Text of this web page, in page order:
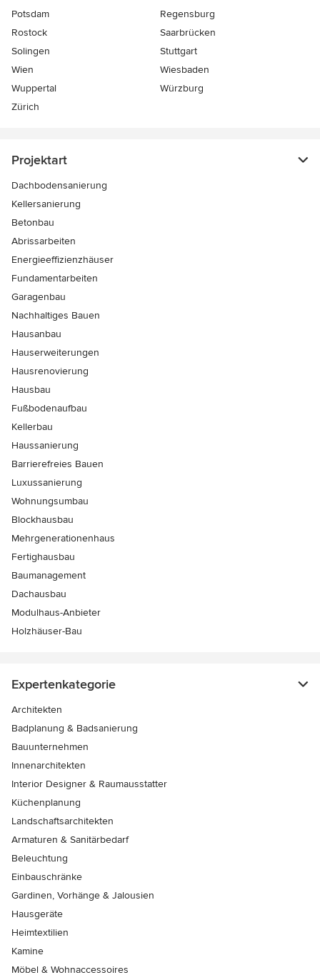
Potsdam
Regensburg
Rostock
Saarbrücken
Solingen
Stuttgart
Wien
Wiesbaden
Wuppertal
Würzburg
Zürich
Projektart
Dachbodensanierung
Kellersanierung
Betonbau
Abrissarbeiten
Energieeffizienzhäuser
Fundamentarbeiten
Garagenbau
Nachhaltiges Bauen
Hausanbau
Hauserweiterungen
Hausrenovierung
Hausbau
Fußbodenaufbau
Kellerbau
Haussanierung
Barrierefreies Bauen
Luxussanierung
Wohnungsumbau
Blockhausbau
Mehrgenerationenhaus
Fertighausbau
Baumanagement
Dachausbau
Modulhaus-Anbieter
Holzhäuser-Bau
Expertenkategorie
Architekten
Badplanung & Badsanierung
Bauunternehmen
Innenarchitekten
Interior Designer & Raumausstatter
Küchenplanung
Landschaftsarchitekten
Armaturen & Sanitärbedarf
Beleuchtung
Einbauschränke
Gardinen, Vorhänge & Jalousien
Hausgeräte
Heimtextilien
Kamine
Möbel & Wohnaccessoires